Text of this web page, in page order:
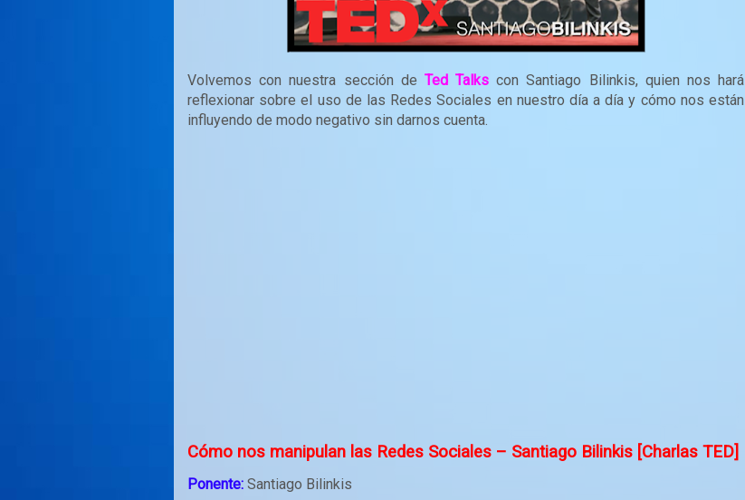
Volvemos con nuestra sección de Ted Talks con Santiago Bilinkis, quien nos hará
reflexionar sobre el uso de las Redes Sociales en nuestro día a día y cómo nos están
influyendo de modo negativo sin darnos cuenta.
Cómo nos manipulan las Redes Sociales – Santiago Bilinkis [Charlas TED]
Ponente: Santiago Bilinkis